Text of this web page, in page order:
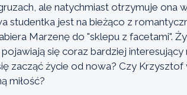
ale natychmiast otrzymuje ona
studentka jest na bieżąco z
Marzenę do "sklepu z facetami".
się coraz bardziej interesujący
zacząć życie od nowa? Czy Krzysztof
miłość?